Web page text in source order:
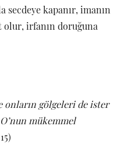
secdeye kapanır, imanın
olur, irfanın doruğuna
onların gölgeleri de ister
mükemmel